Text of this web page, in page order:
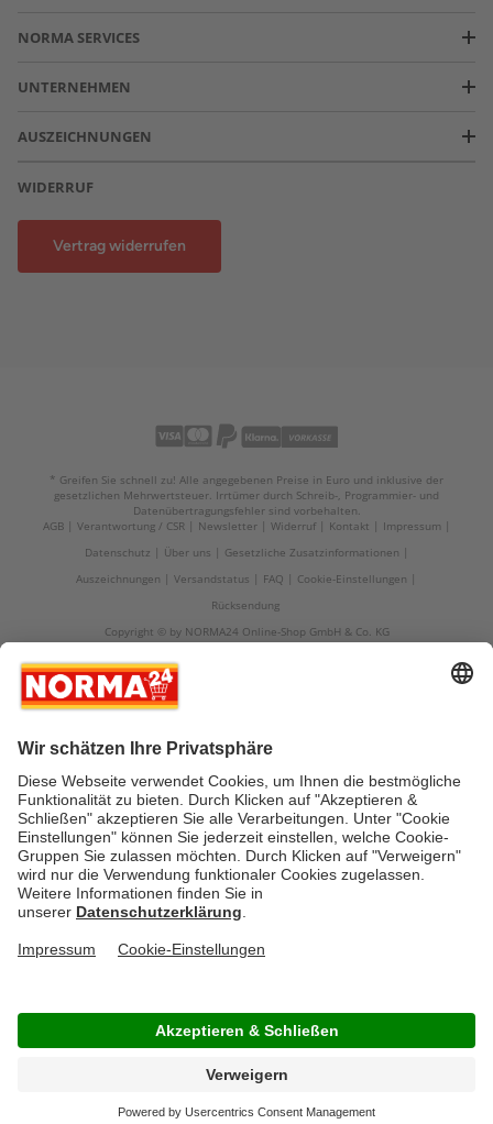
NORMA SERVICES
UNTERNEHMEN
AUSZEICHNUNGEN
WIDERRUF
Vertrag widerrufen
* Greifen Sie schnell zu! Alle angegebenen Preise in Euro und inklusive der
gesetzlichen Mehrwertsteuer. Irrtümer durch Schreib-, Programmier- und
Datenübertragungsfehler sind vorbehalten.
AGB
Verantwortung / CSR Newsletter Widerruf Kontakt
Impressum
Datenschutz
Über uns
Gesetzliche Zusatzinformationen
Auszeichnungen
Versandstatus FAQ
Cookie-Einstellungen
Rücksendung
Copyright © by NORMA24 Online-Shop GmbH & Co. KG